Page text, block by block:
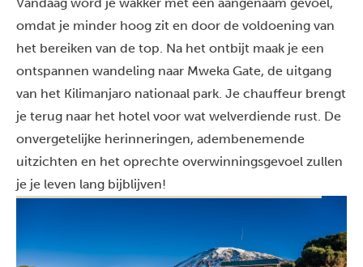
omdat je minder hoog zit en door de voldoening van
het bereiken van de top. Na het ontbijt maak je een
ontspannen wandeling naar Mweka Gate, de uitgang
van het Kilimanjaro nationaal park. Je chauffeur brengt
je terug naar het hotel voor wat welverdiende rust. De
onvergetelijke herinneringen, adembenemende
uitzichten en het oprechte overwinningsgevoel zullen
je je leven lang bijblijven!